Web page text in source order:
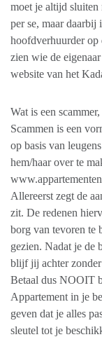
moet je altijd sluiten
per se, maar daarbij
hoofdverhuurder op
zien wie de
website van het
Wat is een
Scammen is een
op basis van
hem/haar over te
Allereerst zegt de
zit. De redenen
borg van tevoren te
gezien. Nadat je de
blijf jij achter
Betaal dus NOOIT
Appartement in je
geven dat je alles
sleutel tot je